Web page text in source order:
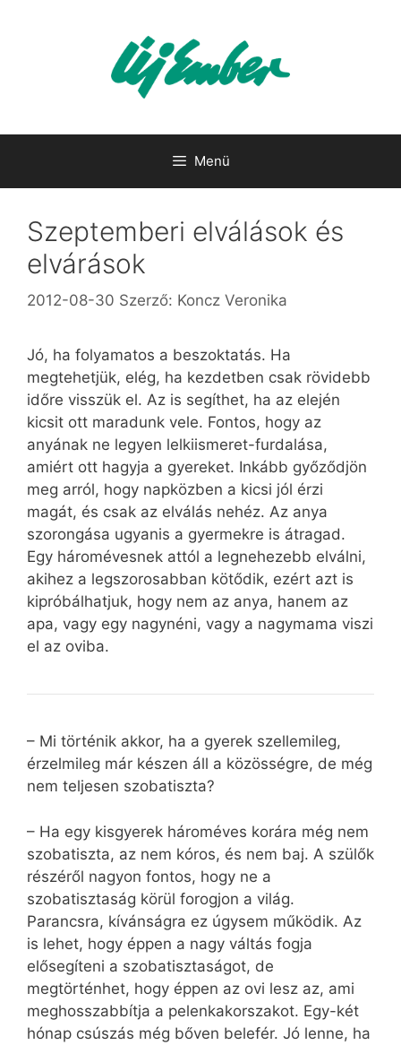
Menü
Szeptemberi elválások és
elvárások
2012-08-30 Szerző: Koncz Veronika
Jó, ha folyamatos a beszoktatás. Ha
megtehetjük, elég, ha kezdetben csak rövidebb
időre visszük el. Az is segíthet, ha az elején
kicsit ott maradunk vele. Fontos, hogy az
anyának ne legyen lelkiismeret-furdalása,
amiért ott hagyja a gyereket. Inkább győződjön
meg arról, hogy napközben a kicsi jól érzi
magát, és csak az elválás nehéz. Az anya
szorongása ugyanis a gyermekre is átragad.
Egy háromévesnek attól a legnehezebb elválni,
akihez a legszorosabban kötődik, ezért azt is
kipróbálhatjuk, hogy nem az anya, hanem az
apa, vagy egy nagynéni, vagy a nagymama viszi
el az oviba.
– Mi történik akkor, ha a gyerek szellemileg,
érzelmileg már készen áll a közösségre, de még
nem teljesen szobatiszta?
– Ha egy kisgyerek hároméves korára még nem
szobatiszta, az nem kóros, és nem baj. A szülők
részéről nagyon fontos, hogy ne a
szobatisztaság körül forogjon a világ.
Parancsra, kívánságra ez úgysem működik. Az
is lehet, hogy éppen a nagy váltás fogja
elősegíteni a szobatisztaságot, de
megtörténhet, hogy éppen az ovi lesz az, ami
meghosszabbítja a pelenkakorszakot. Egy-két
hónap csúszás még bőven belefér. Jó lenne, ha